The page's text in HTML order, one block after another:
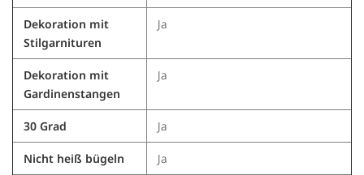
Dekoration mit
Stilgarnituren
Ja
Dekoration mit
Gardinenstangen
Ja
30 Grad Ja
Nicht heiß bügeln Ja